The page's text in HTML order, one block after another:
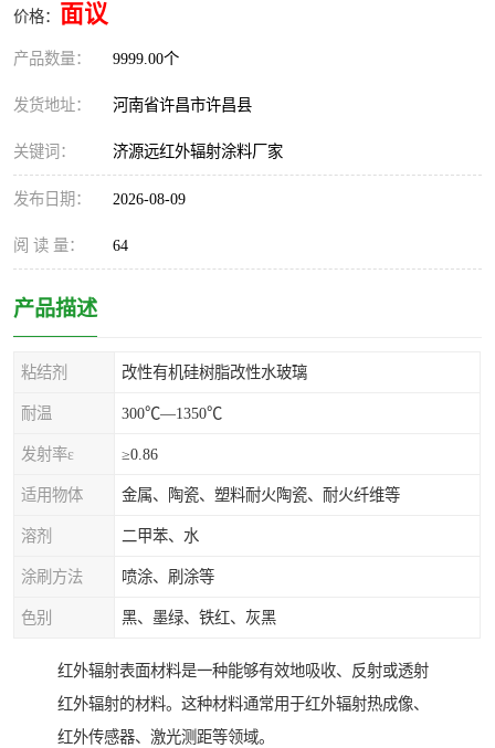
价格： 面议
产品数量： 9999.00个
发货地址： 河南省许昌市许昌县
关键词： 济源远红外辐射涂料厂家
发布日期： 2026-08-09
阅 读 量： 64
产品描述
粘结剂 改性有机硅树脂改性水玻璃
耐温 300℃—1350℃
发射率ε ≥0.86
适用物体 金属、陶瓷、塑料耐火陶瓷、耐火纤维等
溶剂 二甲苯、水
涂刷方法 喷涂、刷涂等
色别 黑、墨绿、铁红、灰黑
红外辐射表面材料是一种能够有效地吸收、反射或透射
红外辐射的材料。这种材料通常用于红外辐射热成像、
红外传感器、激光测距等领域。